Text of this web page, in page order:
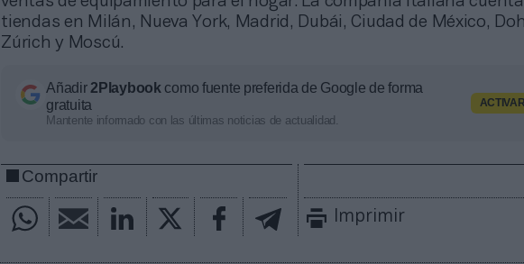
tiendas en Milán, Nueva York, Madrid, Dubái, Ciudad de México,
Zúrich y Moscú.
Añadir2Playbook como fuente preferida de Google de forma
gratuita
Mantente informado con las últimas noticias de actualidad.
Compartir
Imprimir